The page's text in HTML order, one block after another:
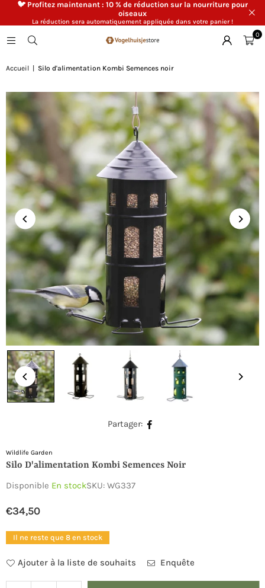
🐦 Profitez maintenant : 10 % de réduction sur la nourriture pour
oiseaux
La réduction sera automatiquement appliquée dans votre panier !
0
Accueil Silo d'alimentation Kombi Semences noir
Partager:
Wildlife Garden
Silo D'alimentation Kombi Semences Noir
Disponible En stockSKU: WG337
Prix
régulier
€34,50
Il ne reste que 8 en stock
Ajouter à la liste de souhaits Enquête